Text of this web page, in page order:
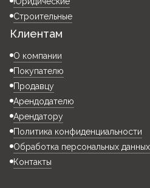
Строительные
Клиентам
О компании
Покупателю
Продавцу
Арендодателю
Арендатору
Политика конфиденциальности
Обработка персональных данных
Контакты